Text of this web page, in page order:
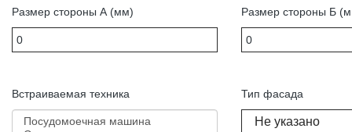
Размер стороны А (мм)
Встраиваемая техника
Размер стороны Б
Тип фасада
Не указано